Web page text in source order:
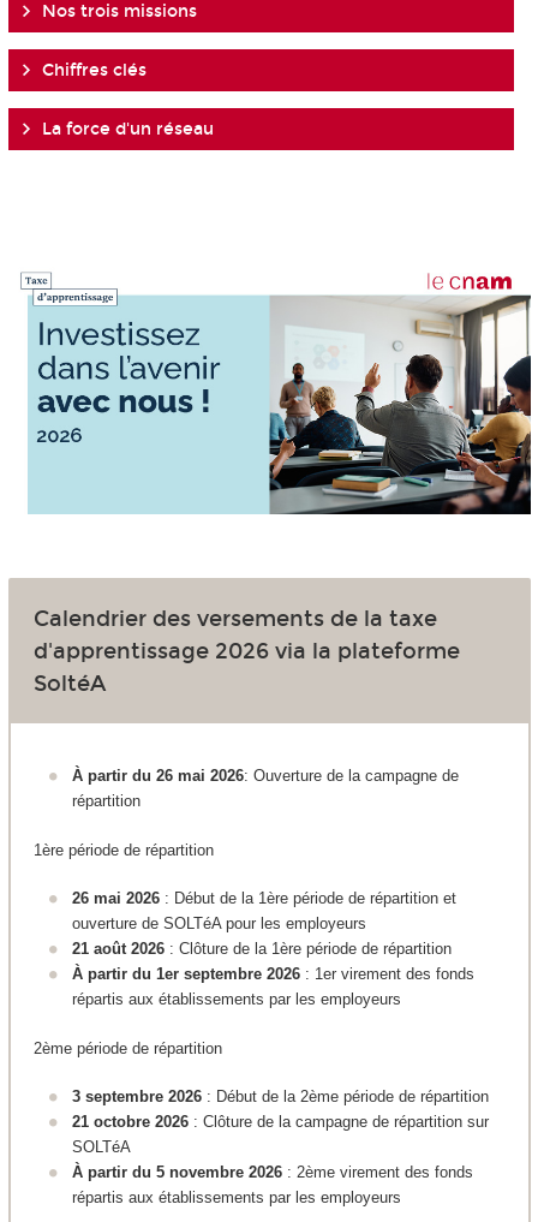
Nos trois missions
Chiffres clés
La force d'un réseau
Calendrier des versements de la taxe
d'apprentissage 2026 via la plateforme
SoltéA
À partir du 26 mai 2026: Ouverture de la campagne de
répartition
1ère période de répartition
26 mai 2026 : Début de la 1ère période de répartition et
ouverture de SOLTéA pour les employeurs
21 août 2026 : Clôture de la 1ère période de répartition
À partir du 1er septembre 2026 : 1er virement des fonds
répartis aux établissements par les employeurs
2ème période de répartition
3 septembre 2026 : Début de la 2ème période de répartition
21 octobre 2026 : Clôture de la campagne de répartition sur
SOLTéA
À partir du 5 novembre 2026 : 2ème virement des fonds
répartis aux établissements par les employeurs